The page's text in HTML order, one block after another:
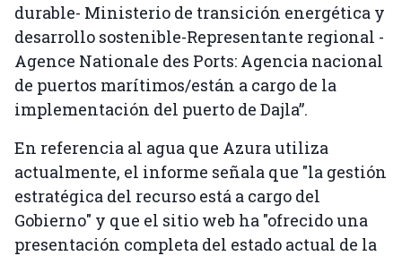
durable- Ministerio de transición energética y
desarrollo sostenible-Representante regional -
Agence Nationale des Ports: Agencia nacional
de puertos marítimos/están a cargo de la
implementación del puerto de Dajla”.
En referencia al agua que Azura utiliza
actualmente, el informe señala que "la gestión
estratégica del recurso está a cargo del
Gobierno" y que el sitio web ha "ofrecido una
presentación completa del estado actual de la